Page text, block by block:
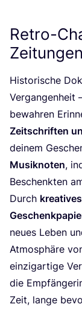
Retro-
His­to­ri­sche
Ver­gan­gen­heit
bewah­ren
Zeit­schrif­ten
dei­nem
Musik­no­ten,
Beschenk­ten
Durch
neu­es Leben
Atmo­sphä­re
ein­zig­ar­ti­ge
die
Zeit, lan­ge